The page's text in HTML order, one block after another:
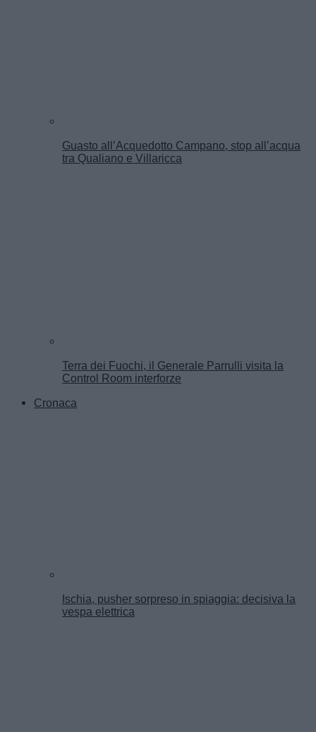
Guasto all’Acquedotto Campano, stop all’acqua
tra Qualiano e Villaricca
Terra dei Fuochi, il Generale Parrulli visita la
Control Room interforze
Cronaca
Ischia, pusher sorpreso in spiaggia: decisiva la
vespa elettrica